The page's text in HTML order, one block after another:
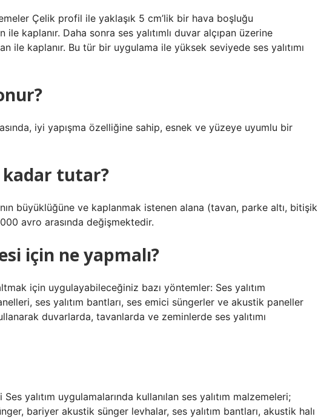
Çelik profil ile yaklaşık 5 cm’lik bir hava boşluğu
kaplanır. Daha sonra ses yalıtımlı duvar alçıpan üzerine
ile kaplanır. Bu tür bir uygulama ile yüksek seviyede ses yalıtımı
iyi yapışma özelliğine sahip, esnek ve yüzeye uyumlu bir
kadar tutar?
büyüklüğüne ve kaplanmak istenen alana (tavan, parke altı, bitişik
avro arasında değişmektedir.
için ne yapmalı?
için uygulayabileceğiniz bazı yöntemler: Ses yalıtım
ses yalıtım bantları, ses emici süngerler ve akustik paneller
duvarlarda, tavanlarda ve zeminlerde ses yalıtımı
yalıtım uygulamalarında kullanılan ses yalıtım malzemeleri;
bariyer akustik sünger levhalar, ses yalıtım bantları, akustik halı